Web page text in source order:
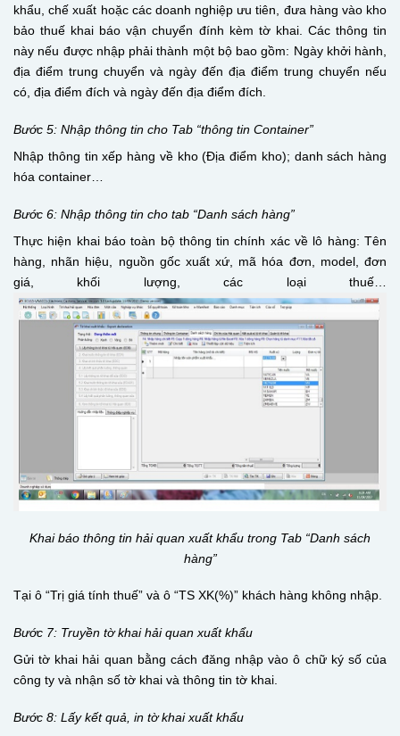
khẩu, chế xuất hoặc các doanh nghiệp ưu tiên, đưa hàng vào kho
bảo thuế khai báo vận chuyển đính kèm tờ khai. Các thông tin
này nếu được nhập phải thành một bộ bao gồm: Ngày khởi hành,
địa điểm trung chuyển và ngày đến địa điểm trung chuyển nếu
có, địa điểm đích và ngày đến địa điểm đích.
Bước 5: Nhập thông tin cho Tab “thông tin Container”
Nhập thông tin xếp hàng về kho (Địa điểm kho); danh sách hàng
hóa container…
Bước 6: Nhập thông tin cho tab “Danh sách hàng”
Thực hiện khai báo toàn bộ thông tin chính xác về lô hàng: Tên
hàng, nhãn hiệu, nguồn gốc xuất xứ, mã hóa đơn, model, đơn
giá, khối lượng, các loại thuế…
Khai báo thông tin hải quan xuất khẩu trong Tab “Danh sách
hàng”
Tại ô “Trị giá tính thuế” và ô “TS XK(%)” khách hàng không nhập.
Bước 7: Truyền tờ khai hải quan xuất khẩu
Gửi tờ khai hải quan bằng cách đăng nhập vào ô chữ ký số của
công ty và nhận số tờ khai và thông tin tờ khai.
Bước 8: Lấy kết quả, in tờ khai xuất khẩu